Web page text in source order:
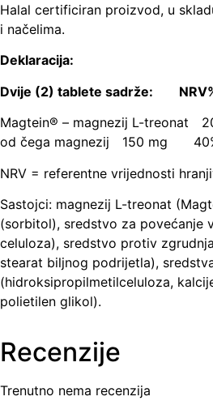
Halal certificiran proizvod, u
i načelima.
Deklaracija:
Dvije (2) tablete sadrže:
Magtein® – magnezij L-treonat
od čega magnezij 150 mg
NRV = referentne vrijednosti
Sastojci: magnezij L-treonat
(sorbitol), sredstvo za povećanje
celuloza), sredstvo protiv
stearat biljnog podrijetla),
(hidroksipropilmetilceluloza,
polietilen glikol).
Recenzije
Trenutno nema recenzija